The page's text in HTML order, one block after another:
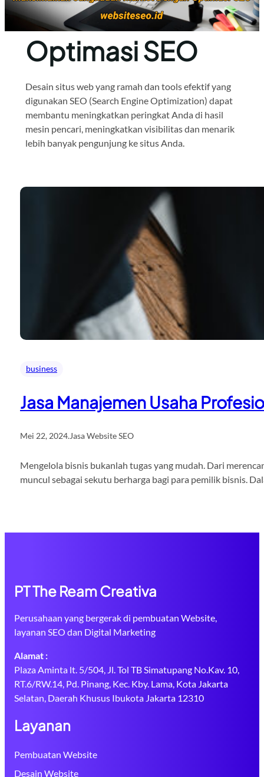
Optimasi SEO
Desain situs web yang ramah dan tools efektif yang
digunakan SEO (Search Engine Optimization) dapat
membantu meningkatkan peringkat Anda di hasil
mesin pencari, meningkatkan visibilitas dan menarik
lebih banyak pengunjung ke situs Anda.
business
Jasa Manajemen Usaha
Mei 22, 2024.Jasa Website SEO
Mengelola bisnis bukanlah tugas yang mudah. Dari
muncul sebagai sekutu berharga bagi para pemilik bisnis.
PT The Ream Creativa
Perusahaan yang bergerak di pembuatan Website,
layanan SEO dan Digital Marketing
Alamat :
Plaza Aminta lt. 5/504, Jl. Tol TB Simatupang No.Kav. 10,
RT.6/RW.14, Pd. Pinang, Kec. Kby. Lama, Kota Jakarta
Selatan, Daerah Khusus Ibukota Jakarta 12310
Layanan
Pembuatan Website
Desain Website